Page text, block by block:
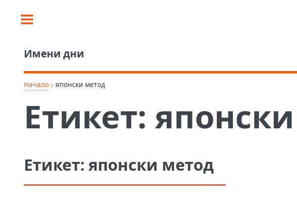
Имени дни
Начало › японски метод
Етикет:
Етикет: японски метод